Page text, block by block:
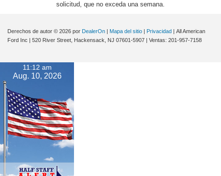
solicitud, que no exceda una semana.
Derechos de autor © 2026 por DealerOn Mapa del sitio Privacidad | All American
Ford Inc
520 River Street, Hackensack, NJ 07601-5907 | Ventas: 201-957-7158
11:12 am
Aug. 10, 2026